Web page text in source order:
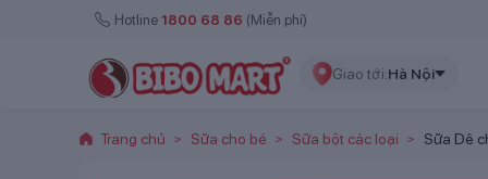
Hotline 1800 68 86 (Miễn phí)
Giao tới:Hà Nội
Trang chủ > Sữa cho bé > Sữa bột các loại > Sữa Dê